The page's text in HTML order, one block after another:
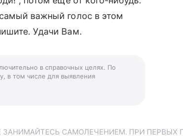
важный голос в этом
Удачи Вам.
в справочных целях. По
в том числе для выявления
САМОЛЕЧЕНИЕМ. ПРИ ПЕРВЫХ